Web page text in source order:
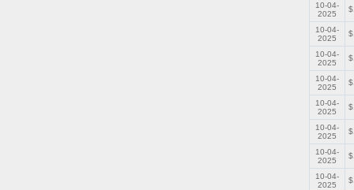
10-04-
2025
10-04-
2025
10-04-
2025
10-04-
2025
10-04-
2025
10-04-
2025
10-04-
2025
10-04-
2025